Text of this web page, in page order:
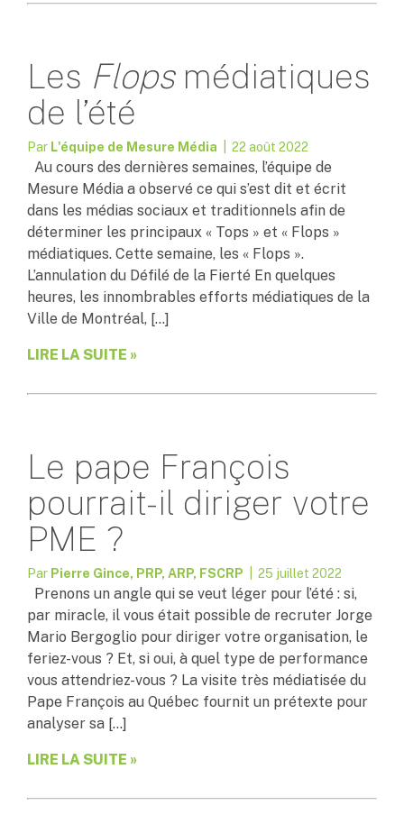
Les Flopsmédiatiques
de l’été
Par L'équipe de Mesure Média | 22 août 2022
Au cours des dernières semaines, l’équipe de
Mesure Média a observé ce qui s’est dit et écrit
dans les médias sociaux et traditionnels afin de
déterminer les principaux « Tops » et « Flops »
médiatiques. Cette semaine, les « Flops ».
L’annulation du Défilé de la Fierté En quelques
heures, les innombrables efforts médiatiques de la
Ville de Montréal, […]
LIRE LA SUITE »
Le pape François
pourrait-il diriger votre
PME ?
Par Pierre Gince, PRP, ARP, FSCRP | 25 juillet 2022
Prenons un angle qui se veut léger pour l’été : si,
par miracle, il vous était possible de recruter Jorge
Mario Bergoglio pour diriger votre organisation, le
feriez-vous ? Et, si oui, à quel type de performance
vous attendriez-vous ? La visite très médiatisée du
Pape François au Québec fournit un prétexte pour
analyser sa […]
LIRE LA SUITE »